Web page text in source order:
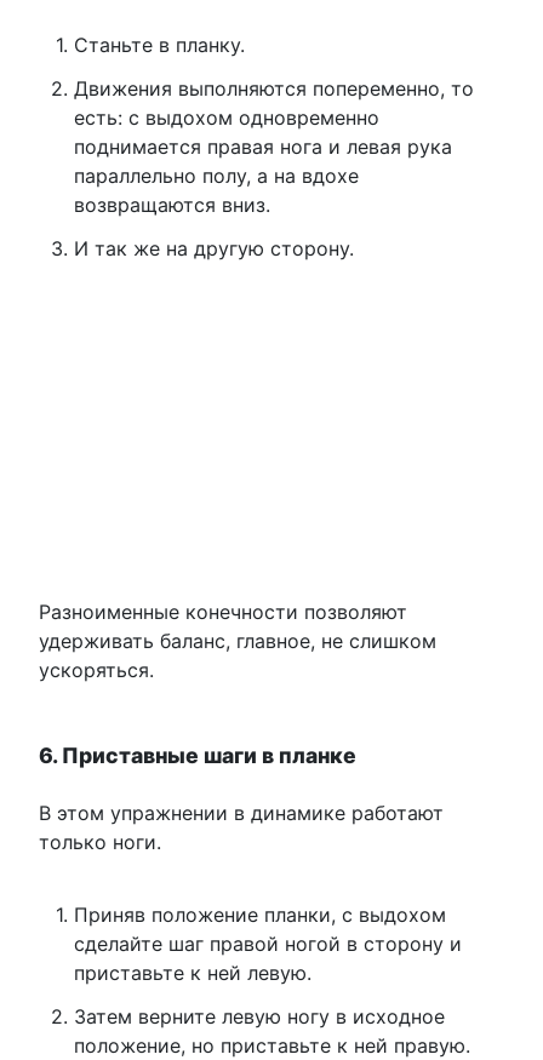
Станьте в планку.
Движения выполняются попеременно, то
есть: с выдохом одновременно
поднимается правая нога и левая рука
параллельно полу, а на вдохе
возвращаются вниз.
И так же на другую сторону.
Разноименные конечности позволяют
удерживать баланс, главное, не слишком
ускоряться.
6. Приставные шаги в планке
В этом упражнении в динамике работают
только ноги.
Приняв положение планки, с выдохом
сделайте шаг правой ногой в сторону и
приставьте к ней левую.
Затем верните левую ногу в исходное
положение, но приставьте к ней правую.